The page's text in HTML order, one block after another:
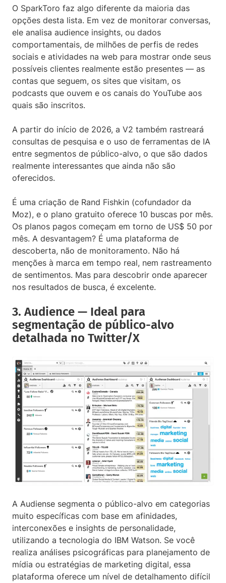
O SparkToro faz algo diferente da maioria das
opções desta lista. Em vez de monitorar conversas,
ele analisa audience insights, ou dados
comportamentais, de milhões de perfis de redes
sociais e atividades na web para mostrar onde seus
possíveis clientes realmente estão presentes — as
contas que seguem, os sites que visitam, os
podcasts que ouvem e os canais do YouTube aos
quais são inscritos.
A partir do início de 2026, a V2 também rastreará
consultas de pesquisa e o uso de ferramentas de IA
entre segmentos de público-alvo, o que são dados
realmente interessantes que ainda não são
oferecidos.
É uma criação de Rand Fishkin (cofundador da
Moz), e o plano gratuito oferece 10 buscas por mês.
Os planos pagos começam em torno de US$ 50 por
mês. A desvantagem? É uma plataforma de
descoberta, não de monitoramento. Não há
menções à marca em tempo real, nem rastreamento
de sentimentos. Mas para descobrir onde aparecer
nos resultados de busca, é excelente.
3. Audience — Ideal para
segmentação de público-alvo
detalhada no Twitter/X
A Audiense segmenta o público-alvo em categorias
muito específicas com base em afinidades,
interconexões e insights de personalidade,
utilizando a tecnologia do IBM Watson. Se você
realiza análises psicográficas para planejamento de
mídia ou estratégias de marketing digital, essa
plataforma oferece um nível de detalhamento difícil